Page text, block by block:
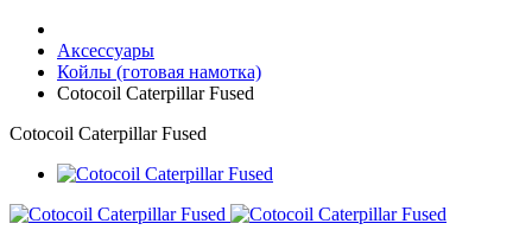
Аксессуары
Койлы (готовая намотка)
Cotocoil Caterpillar Fused
Cotocoil Caterpillar Fused